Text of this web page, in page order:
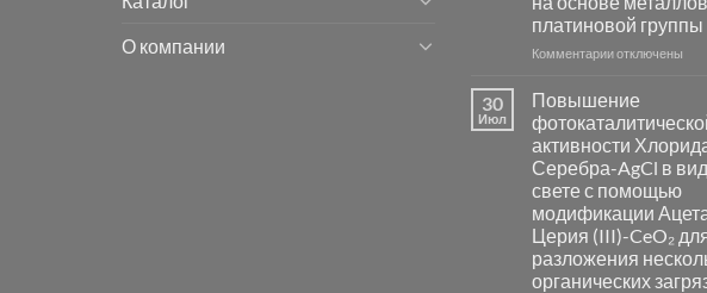
О компании
платиновой группы
Комментариик
синтез
катализаторов
и
сенсоров
на
основе
металлов
платиновой
группы
отключены
30
Июл
Повышение
активности
Серебра-AgCl в
свете с помощью
модификации
Церия (III)-CeO₂
разложения
органических